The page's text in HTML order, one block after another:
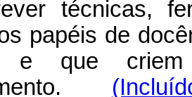
técnicas,
papéis de
e que criem